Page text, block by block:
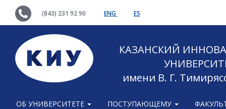
(843) 231 92 90 ENG ES
КАЗАНСКИЙ
имени В. Г.
ОБ УНИВЕРСИТЕТЕ ПОСТУПАЮЩЕМУ